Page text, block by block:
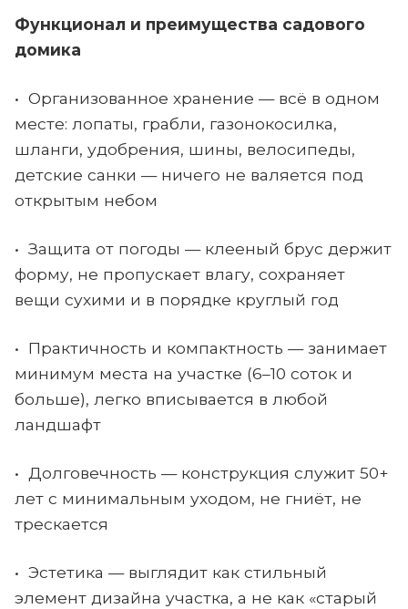
Функционал и преимущества садового
домика
• Организованное хранение — всё в одном
месте: лопаты, грабли, газонокосилка,
шланги, удобрения, шины, велосипеды,
детские санки — ничего не валяется под
открытым небом
• Защита от погоды — клееный брус держит
форму, не пропускает влагу, сохраняет
вещи сухими и в порядке круглый год
• Практичность и компактность — занимает
минимум места на участке (6–10 соток и
больше), легко вписывается в любой
ландшафт
• Долговечность — конструкция служит 50+
лет с минимальным уходом, не гниёт, не
трескается
• Эстетика — выглядит как стильный
элемент дизайна участка, а не как «старый